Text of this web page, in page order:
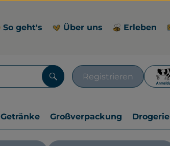
So geht's Über uns Erleben
Registrieren
Suchen
Getränke Großverpackung Drogerie